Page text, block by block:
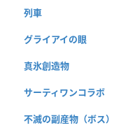
列車
グライアイの眼
真氷創造物
サーティワンコラボ
不滅の副産物（ボス）